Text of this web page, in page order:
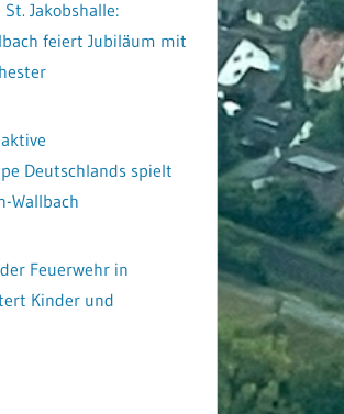
Jakobshalle:
feiert Jubiläum mit
Deutschlands spielt
Wallbach
Feuerwehr in
Kinder und